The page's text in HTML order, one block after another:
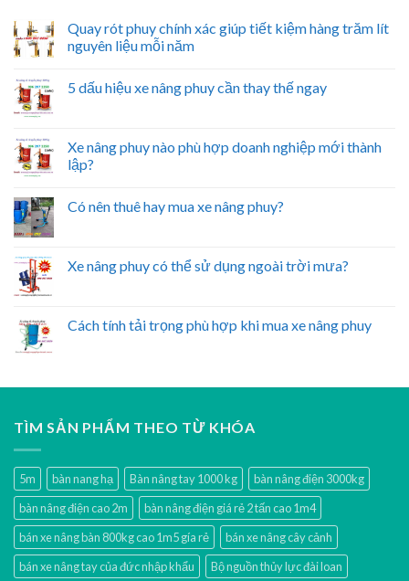
Quay rót phuy chính xác giúp tiết kiệm hàng trăm lít
nguyên liệu mỗi năm
5 dấu hiệu xe nâng phuy cần thay thế ngay
Xe nâng phuy nào phù hợp doanh nghiệp mới thành
lập?
Có nên thuê hay mua xe nâng phuy?
Xe nâng phuy có thể sử dụng ngoài trời mưa?
Cách tính tải trọng phù hợp khi mua xe nâng phuy
TÌM SẢN PHẨM THEO TỪ KHÓA
5m bàn nang hạ Bàn nâng tay 1000 kg
bàn nâng điện 3000kg
bàn nâng điện cao 2m
bàn nâng điện giá rẻ 2 tấn cao 1m4
bán xe nâng bàn 800kg cao 1m5 gía rẻ
bán xe nâng cây cảnh
bán xe nâng tay của đức nhập khẩu
Bộ nguồn thủy lực đài loan